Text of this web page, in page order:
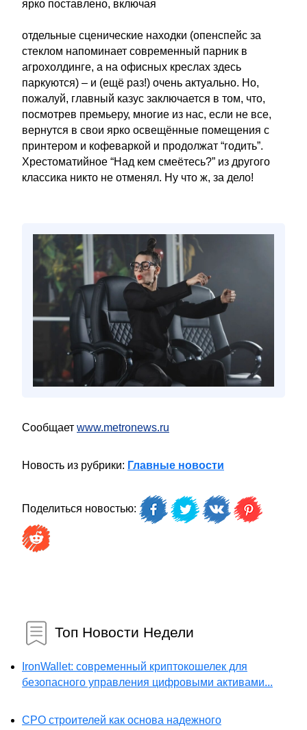
ярко поставлено, включая
отдельные сценические находки (опенспейс за
стеклом напоминает современный парник в
агрохолдинге, а на офисных креслах здесь
паркуются) – и (ещё раз!) очень актуально. Но,
пожалуй, главный казус заключается в том, что,
посмотрев премьеру, многие из нас, если не все,
вернутся в свои ярко освещённые помещения с
принтером и кофеваркой и продолжат “годить”.
Хрестоматийное “Над кем смеётесь?” из другого
классика никто не отменял. Ну что ж, за дело!
Сообщает www.metronews.ru
Новость из рубрики: Главные новости
Поделиться новостью:
Топ Новости Недели
IronWallet: современный криптокошелек для
безопасного управления цифровыми активами...
СРО строителей как основа надежного